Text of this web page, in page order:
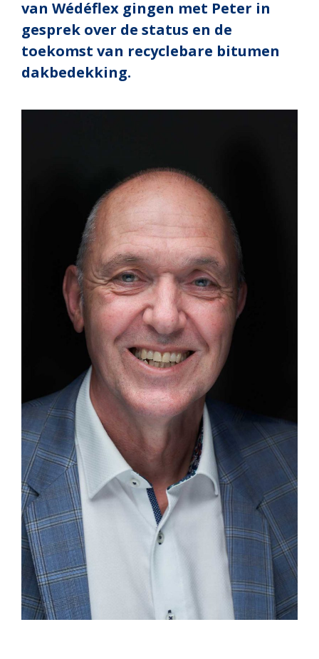
van Wédéflex gingen met Peter in
gesprek over de status en de
toekomst van recyclebare bitumen
dakbedekking.